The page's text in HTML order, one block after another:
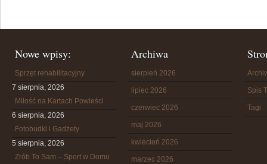
Nowe wpisy:
Sprzęt rehabilitacyjny
7 sierpnia, 2026
Miłość na Kartach Powieści
6 sierpnia, 2026
Fotobudki i Gadżety
5 sierpnia, 2026
Zrób To Sam – Sport w Domu
Archiwa
sierpień 2026
lipiec 2026
czerwiec 2026
maj 2026
kwiecień 2026
marzec 2026
Spis
Tagi